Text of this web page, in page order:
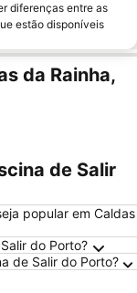
diferenças entre as
estão disponíveis
da Rainha,
de Salir
popular em Caldas
do Porto?
de Salir do Porto?